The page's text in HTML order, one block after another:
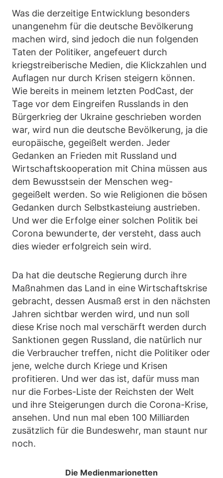
Was die derzeitige Entwicklung besonders
unangenehm für die deutsche Bevölkerung
machen wird, sind jedoch die nun folgenden
Taten der Politiker, angefeuert durch
kriegstreiberische Medien, die Klickzahlen und
Auflagen nur durch Krisen steigern können.
Wie bereits in meinem letzten PodCast, der
Tage vor dem Eingreifen Russlands in den
Bürgerkrieg der Ukraine geschrieben worden
war, wird nun die deutsche Bevölkerung, ja die
europäische, gegeißelt werden. Jeder
Gedanken an Frieden mit Russland und
Wirtschaftskooperation mit China müssen aus
dem Bewusstsein der Menschen weg-
gegeißelt werden. So wie Religionen die bösen
Gedanken durch Selbstkasteiung austrieben.
Und wer die Erfolge einer solchen Politik bei
Corona bewunderte, der versteht, dass auch
dies wieder erfolgreich sein wird.
Da hat die deutsche Regierung durch ihre
Maßnahmen das Land in eine Wirtschaftskrise
gebracht, dessen Ausmaß erst in den nächsten
Jahren sichtbar werden wird, und nun soll
diese Krise noch mal verschärft werden durch
Sanktionen gegen Russland, die natürlich nur
die Verbraucher treffen, nicht die Politiker oder
jene, welche durch Kriege und Krisen
profitieren. Und wer das ist, dafür muss man
nur die Forbes-Liste der Reichsten der Welt
und ihre Steigerungen durch die Corona-Krise,
ansehen. Und nun mal eben 100 Milliarden
zusätzlich für die Bundeswehr, man staunt nur
noch.
Die Medienmarionetten